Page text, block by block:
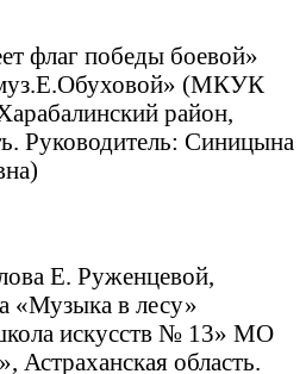
флаг победы боевой»
(МКУК
район,
Руководитель: Синицына
Е. Руженцевой,
«Музыка в лесу»
искусств № 13» МО
Астраханская область.